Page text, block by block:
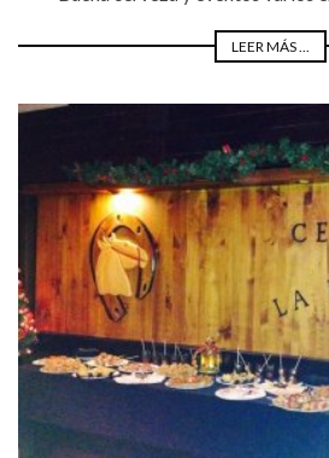
LEER MÁS ...